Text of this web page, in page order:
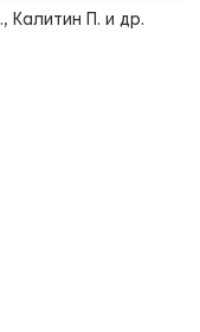
Калитин П. и др.